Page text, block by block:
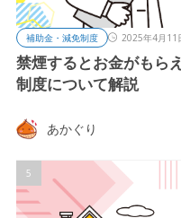
補助金・減免制度 2025年4月11
禁煙するとお金がもら
制度について解説
あかぐり